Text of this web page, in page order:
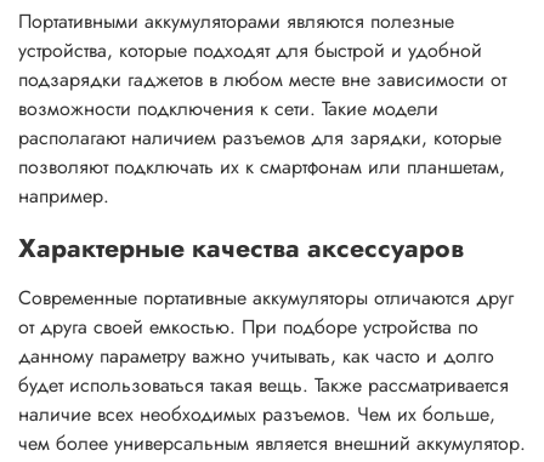
Портативными аккумуляторами являются полезные
устройства, которые подходят для быстрой и удобной
подзарядки гаджетов в любом месте вне зависимости от
возможности подключения к сети. Такие модели
располагают наличием разъемов для зарядки, которые
позволяют подключать их к смартфонам или планшетам,
например.
Характерные качества аксессуаров
Современные портативные аккумуляторы отличаются друг
от друга своей емкостью. При подборе устройства по
данному параметру важно учитывать, как часто и долго
будет использоваться такая вещь. Также рассматривается
наличие всех необходимых разъемов. Чем их больше,
чем более универсальным является внешний аккумулятор.